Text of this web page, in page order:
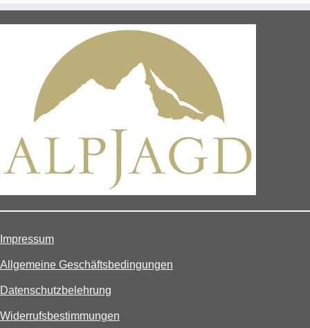
Impressum
Allgemeine Geschäftsbedingungen
Datenschutzbelehrung
Widerrufsbestimmungen